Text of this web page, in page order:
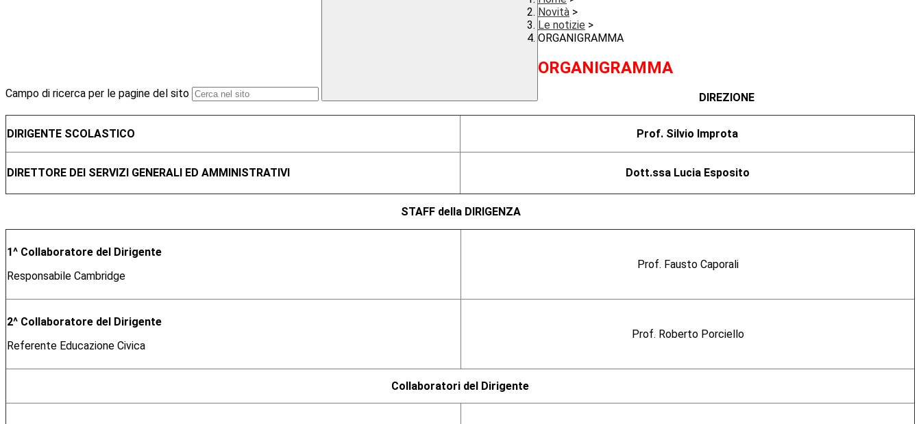
Campo di ricerca per le pagine del sito
Novità >
Le notizie >
ORGANIGRAMMA
ORGANIGRAMMA
DIREZIONE
DIRIGENTE SCOLASTICO Prof. Silvio Improta
DIRETTORE DEI SERVIZI GENERALI ED AMMINISTRATIVI Dott.ssa Lucia Esposito
STAFF della DIRIGENZA
1^ Collaboratore del Dirigente
Responsabile Cambridge
Prof. Fausto Caporali
2^ Collaboratore del Dirigente
Referente Educazione Civica
Prof. Roberto Porciello
Collaboratori del Dirigente